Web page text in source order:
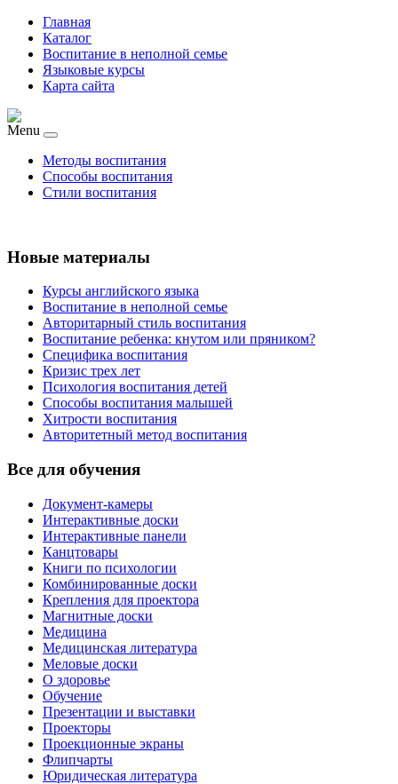
Главная
Каталог
Воспитание в неполной семье
Языковые курсы
Карта сайта
Menu
Методы воспитания
Способы воспитания
Стили воспитания
Новые материалы
Курсы английского языка
Воспитание в неполной семье
Авторитарный стиль воспитания
Воспитание ребенка: кнутом или пряником?
Специфика воспитания
Кризис трех лет
Психология воспитания детей
Способы воспитания малышей
Хитрости воспитания
Авторитетный метод воспитания
Все для обучения
Документ-камеры
Интерактивные доски
Интерактивные панели
Канцтовары
Книги по психологии
Комбинированные доски
Крепления для проектора
Магнитные доски
Медицина
Медицинская литература
Меловые доски
О здоровье
Обучение
Презентации и выставки
Проекторы
Проекционные экраны
Флипчарты
Юридическая литература